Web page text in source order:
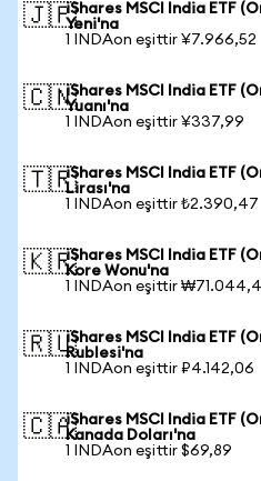
🇯🇵iShares MSCI India ETF
Yeni'na
1 INDAon eşittir ¥7.966,52
🇨🇳iShares MSCI India ETF
Yuanı'na
1 INDAon eşittir ¥337,99
🇹🇷iShares MSCI India ETF
Lirası'na
1 INDAon eşittir ₺2.390,47
🇰🇷iShares MSCI India ETF
Kore Wonu'na
1 INDAon eşittir ₩71.044,4
🇷🇺iShares MSCI India ETF
Rublesi'na
1 INDAon eşittir ₽4.142,06
🇨🇦iShares MSCI India ETF
Kanada Doları'na
1 INDAon eşittir $69,89